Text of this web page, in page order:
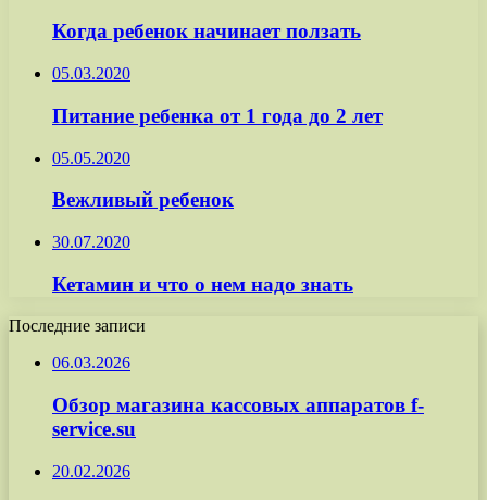
Когда ребенок начинает ползать
05.03.2020
Питание ребенка от 1 года до 2 лет
05.05.2020
Вежливый ребенок
30.07.2020
Кетамин и что о нем надо знать
Последние записи
06.03.2026
Обзор магазина кассовых аппаратов f-
service.su
20.02.2026